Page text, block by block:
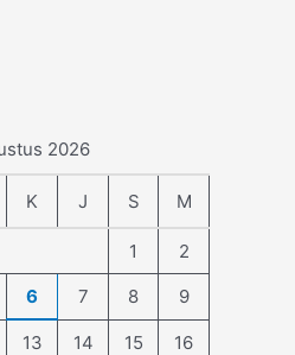
2026
K J S M
1
2
6 7 8 9
13 14 15
16